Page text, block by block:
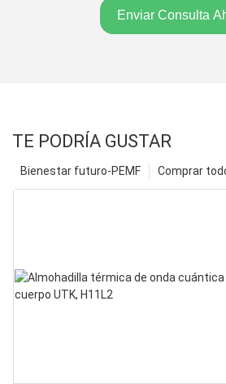
Enviar Consulta
TE PODRÍA GUSTAR
Comprar
Bienestar futuro-PEMF